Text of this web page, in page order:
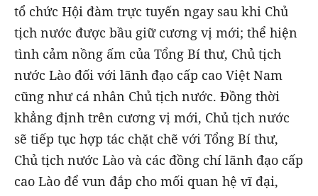
tổ chức Hội đàm trực tuyến ngay sau khi Chủ
tịch nước được bầu giữ cương vị mới; thể hiện
tình cảm nồng ấm của Tổng Bí thư, Chủ tịch
nước Lào đối với lãnh đạo cấp cao Việt Nam
cũng như cá nhân Chủ tịch nước. Đồng thời
khẳng định trên cương vị mới, Chủ tịch nước
sẽ tiếp tục hợp tác chặt chẽ với Tổng Bí thư,
Chủ tịch nước Lào và các đồng chí lãnh đạo cấp
cao Lào để vun đắp cho mối quan hệ vĩ đại,